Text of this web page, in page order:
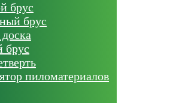
брус
брус
брус
пиломатериалов